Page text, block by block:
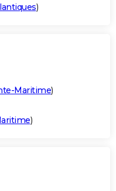
)
Maritime)
)